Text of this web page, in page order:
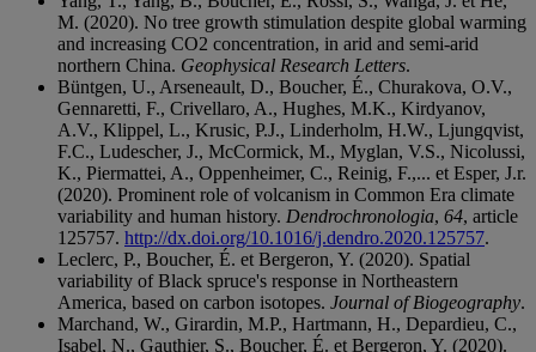
M. (2020). No tree growth stimulation despite global warming
and increasing CO2 concentration, in arid and semi-arid
northern China. Geophysical Research Letters.
Büntgen, U., Arseneault, D., Boucher, É., Churakova, O.V.,
Gennaretti, F., Crivellaro, A., Hughes, M.K., Kirdyanov,
A.V., Klippel, L., Krusic, P.J., Linderholm, H.W., Ljungqvist,
F.C., Ludescher, J., McCormick, M., Myglan, V.S., Nicolussi,
K., Piermattei, A., Oppenheimer, C., Reinig, F.,... et Esper, J.r.
(2020). Prominent role of volcanism in Common Era climate
variability and human history. Dendrochronologia, 64, article
125757. http://dx.doi.org/10.1016/j.dendro.2020.125757.
Leclerc, P., Boucher, É. et Bergeron, Y. (2020). Spatial
variability of Black spruce's response in Northeastern
America, based on carbon isotopes. Journal of Biogeography.
Marchand, W., Girardin, M.P., Hartmann, H., Depardieu, C.,
Isabel, N., Gauthier, S., Boucher, É. et Bergeron, Y. (2020).